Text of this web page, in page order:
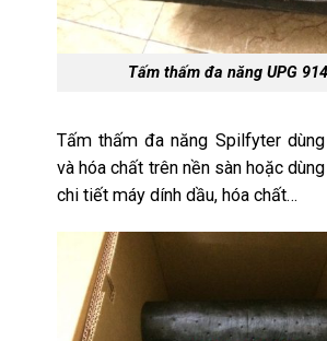
Tấm thấm đa năng UPG
Tấm thấm đa năng Spilfyter
và hóa chất trên nền sàn hoặc
chi tiết máy dính dầu, hóa chất…